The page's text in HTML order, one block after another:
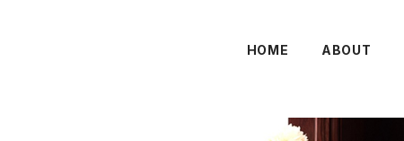
HOME ABOUT